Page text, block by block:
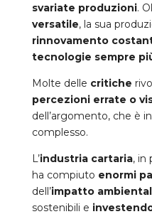
svariate produzioni.
versatile, la sua
rinnovamento
tecnologie sempre
Molte delle critiche
percezioni errate o
dell’argomento, che è
complesso.
L’industria cartaria, in
ha compiuto enormi
dell’impatto
sostenibili e